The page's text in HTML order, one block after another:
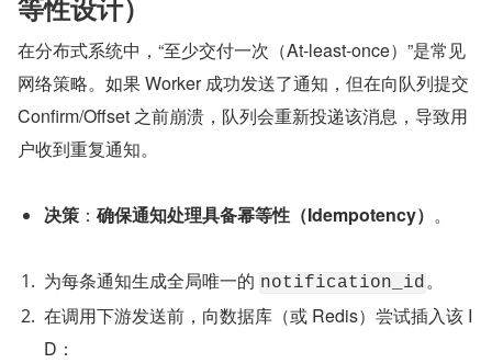
等性设计）
在分布式系统中，“至少交付一次（At-least-once）”是常见
网络策略。如果 Worker 成功发送了通知，但在向队列提交
Confirm/Offset 之前崩溃，队列会重新投递该消息，导致用
户收到重复通知。
决策 ： 确保通知处理具备幂等性（Idempotency） 。
为每条通知生成全局唯一的 notification_id。
在调用下游发送前，向数据库（或 Redis）尝试插入该 I
D：